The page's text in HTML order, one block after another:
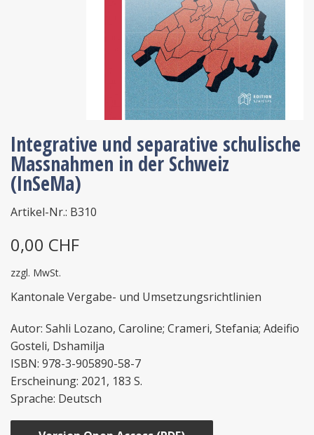
Integrative und separative schulische
Massnahmen in der Schweiz
(InSeMa)
Artikel-Nr.: B310
0,00 CHF
zzgl. MwSt.
Kantonale Vergabe- und Umsetzungsrichtlinien
Autor: Sahli Lozano, Caroline; Crameri, Stefania; Adeifio
Gosteli, Dshamilja
ISBN: 978-3-905890-58-7
Erscheinung: 2021, 183 S.
Sprache: Deutsch